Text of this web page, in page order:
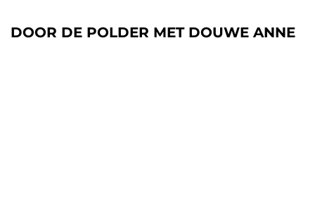
DOOR DE POLDER MET DOUWE ANNE